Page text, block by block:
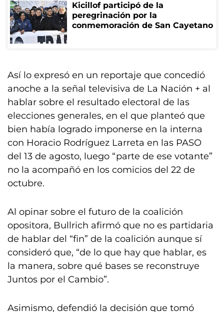
Kicillof participó de la
peregrinación por la
conmemoración de San Cayetano
Así lo expresó en un reportaje que concedió
anoche a la señal televisiva de La Nación + al
hablar sobre el resultado electoral de las
elecciones generales, en el que planteó que
bien había logrado imponerse en la interna
con Horacio Rodríguez Larreta en las PASO
del 13 de agosto, luego “parte de ese votante”
no la acompañó en los comicios del 22 de
octubre.
Al opinar sobre el futuro de la coalición
opositora, Bullrich afirmó que no es partidaria
de hablar del “fin” de la coalición aunque sí
consideró que, “de lo que hay que hablar, es
la manera, sobre qué bases se reconstruye
Juntos por el Cambio”.
Asimismo, defendió la decisión que tomó